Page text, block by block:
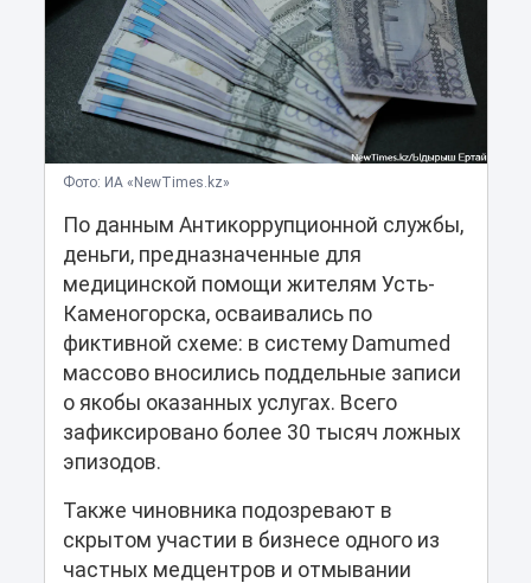
Фото: ИА «NewTimes.kz»
По данным Антикоррупционной службы,
деньги, предназначенные для
медицинской помощи жителям Усть-
Каменогорска, осваивались по
фиктивной схеме: в систему Damumed
массово вносились поддельные записи
о якобы оказанных услугах. Всего
зафиксировано более 30 тысяч ложных
эпизодов.
Также чиновника подозревают в
скрытом участии в бизнесе одного из
частных медцентров и отмывании